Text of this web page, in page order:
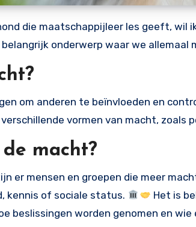
die maatschappijleer les geeft, wil
onderwerp waar we allemaal
om anderen te beïnvloeden en
vormen van macht,
macht?
er mensen en groepen die meer
kennis of sociale status.
Het is
beslissingen worden genomen en